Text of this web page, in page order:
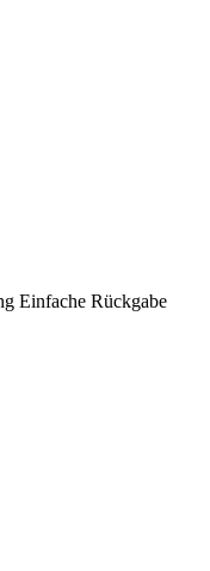
Einfache Rückgabe